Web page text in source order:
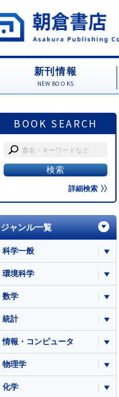
新刊情報
NEW BOOKS
BOOK SEARCH
詳細検索
ジャンル一覧
科学一般
環境科学
数学
統計
情報・コンピュータ
物理学
化学